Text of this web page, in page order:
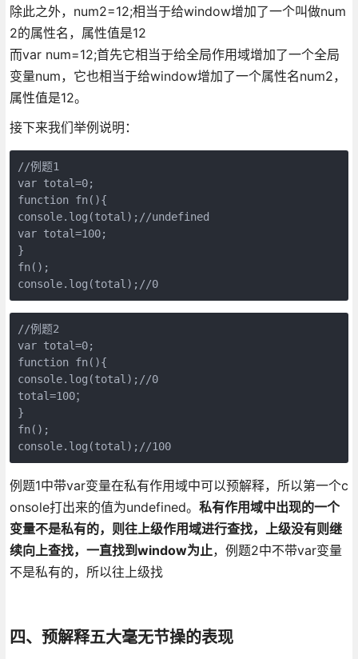
除此之外，num2=12;相当于给window增加了一个叫做num
2的属性名，属性值是12
而var num=12;首先它相当于给全局作用域增加了一个全局
变量num，它也相当于给window增加了一个属性名num2，
属性值是12。
接下来我们举例说明：
//例题1
var total=0;
function fn(){
console.log(total);//undefined
var total=100;
}
fn();
console.log(total);//0
//例题2
var total=0;
function fn(){
console.log(total);//0
total=100；
}
fn();
console.log(total);//100
例题1中带var变量在私有作用域中可以预解释，所以第一个c
onsole打出来的值为undefined。 私有作用域中出现的一个
变量不是私有的，则往上级作用域进行查找，上级没有则继
续向上查找，一直找到window为止，例题2中不带var变量
不是私有的，所以往上级找
四、预解释五大毫无节操的表现